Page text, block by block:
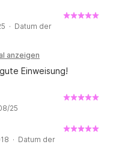
· Datum der
anzeigen
Einweisung!
25
· Datum der